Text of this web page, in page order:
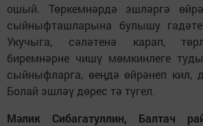
ошый. Төркемнәрдә эшләргә
сыйныф­таш­ларына булышу
Укучыга, сәләтенә карап,
биремнәрне чишү мөмкинлеге
сый­ныфларга, өеңдә өйрәнеп кил,
Болай эшләү дөрес тә түгел.
Мәлик Сибагатуллин, Балтач